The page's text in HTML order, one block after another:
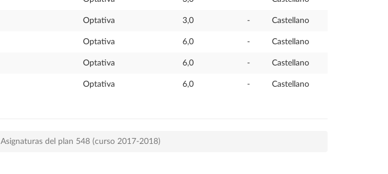
Optativa 3,0 - Castellano
Optativa 6,0 - Castellano
Optativa 6,0 - Castellano
Optativa 6,0 - Castellano
Asignaturas del plan 548 (curso 2017-2018)